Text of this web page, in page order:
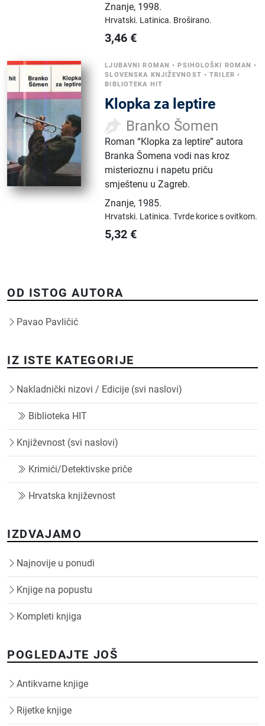
Znanje, 1998.
Hrvatski. Latinica. Broširano.
3,46 €
LJUBAVNI ROMAN •PSIHOLOŠKI ROMAN •
SLOVENSKA KNJIŽEVNOST •TRILER •
BIBLIOTEKA HIT
Klopka za leptire
Branko Šomen
Roman “Klopka za leptire” autora
Branka Šomena vodi nas kroz
misterioznu i napetu priču
smještenu u Zagreb.
Znanje, 1985.
Hrvatski. Latinica.Tvrde korice s ovitkom.
5,32 €
OD ISTOG AUTORA
Pavao Pavličić
IZ ISTE KATEGORIJE
Nakladnički nizovi / Edicije (svi naslovi)
Biblioteka HIT
Književnost (svi naslovi)
Krimići/Detektivske priče
Hrvatska književnost
IZDVAJAMO
Najnovije u ponudi
Knjige na popustu
Kompleti knjiga
POGLEDAJTE JOŠ
Antikvarne knjige
Rijetke knjige